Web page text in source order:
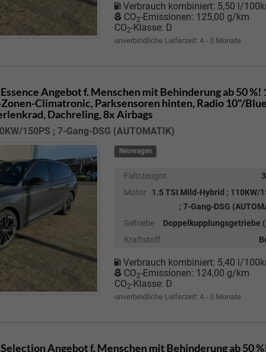
Verbrauch kombiniert: 5,50 l/
CO2-Emissionen: 125,00 g/km
CO2-Klasse: D
unverbindliche Lieferzeit: 4 - 5 Monate
Essence Angebot f. Menschen mit Behinderung ab 50
Climatronic, Parksensoren hinten, Radio 10"/
Dachreling, 8x Airbags
150PS ; 7-Gang-DSG (AUTOMATIK)
Neuwagen
Fahrzeugnr.
Motor
1.5 TSI Mild-Hybrid ; 110KW/
; 7-Gang-DSG
Getriebe
Doppelkupplungsgetriebe
Kraftstoff
Verbrauch kombiniert: 5,40 l/
CO2-Emissionen: 124,00 g/km
CO2-Klasse: D
unverbindliche Lieferzeit: 4 - 5 Monate
Selection Angebot f. Menschen mit Behinderung ab 50